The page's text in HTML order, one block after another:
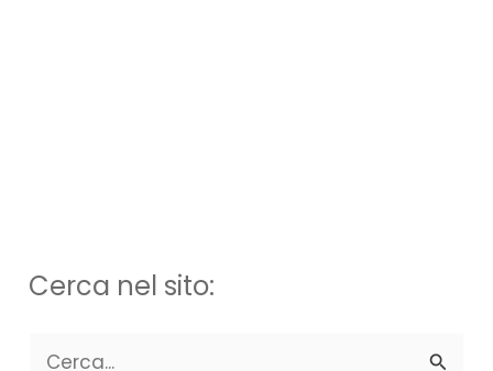
Cerca nel sito: